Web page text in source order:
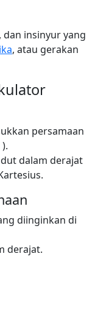
insinyur yang
, atau gerakan
persamaan
dalam derajat
diinginkan di
derajat.